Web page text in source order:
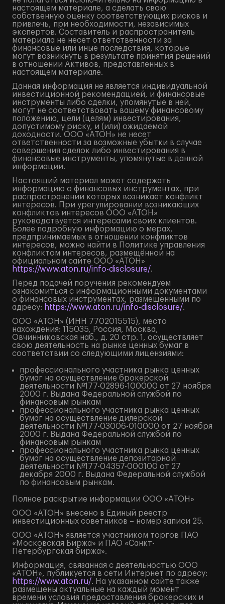
настоящем материале, а сделать свою
собственную оценку соответствующих рисков и
привлечь, при необходимости, независимых
экспертов. Составитель и распространитель
материала не несет ответственности за
финансовые или иные последствия, которые
могут возникнуть в результате принятия решений
в отношении Активов, представленных в
настоящем материале.
Данная информация не является индивидуальной
инвестиционной рекомендацией, и финансовые
инструменты либо сделки, упомянутые в ней,
могут не соответствовать вашему финансовому
положению, цели (целям) инвестирования,
допустимому риску, и (или) ожидаемой
доходности. ООО «АТОН» не несет
ответственности за возможные убытки в случае
совершения сделок либо инвестирования в
финансовые инструменты, упомянутые в данной
информации.
Настоящий материал может содержать
информацию о финансовых инструментах, при
распространении которых возникает конфликт
интересов. При урегулировании возникающих
конфликтов интересов ООО «АТОН»
руководствуется интересами своих клиентов.
Более подробную информацию о мерах,
предпринимаемых в отношении конфликтов
интересов, можно найти в Политике управления
конфликтом интересов, размещённой на
официальном сайте ООО «АТОН»
https://www.aton.ru/info-disclosure/.
Перед подачей поручения рекомендуем
ознакомиться с информационными документами
о финансовых инструментах, размещенными по
адресу: https://www.aton.ru/info-disclosure/.
ООО «АТОН» (ИНН 7702015515), место
нахождения: 115035, Россия, Москва,
Овчинниковская наб., д. 20 стр. 1, осуществляет
свою деятельность на рынке ценных бумаг в
соответствии со следующими лицензиями:
профессионального участника рынка ценных
бумаг на осуществление брокерской
деятельности №177-02896-100000 от 27 ноября
2000 г. Выдана Федеральной службой по
финансовым рынкам
профессионального участника рынка ценных
бумаг на осуществление дилерской
деятельности №177-03006-010000 от 27 ноября
2000 г. Выдана Федеральной службой по
финансовым рынкам
профессионального участника рынка ценных
бумаг на осуществление депозитарной
деятельности №177-04357-000100 от 27
декабря 2000 г. Выдана Федеральной службой
по финансовым рынкам.
Полное раскрытие информации ООО «АТОН»
ООО «АТОН» внесено в Единый реестр
инвестиционных советников – номер записи 25.
ООО «АТОН» является участником торгов ПАО
«Московская Биржа» и ПАО «Санкт-
Петербургская биржа».
Информация, связанная с деятельностью ООО
«АТОН», публикуется в сети Интернет по адресу:
https://www.aton.ru/. На указанном сайте также
размещены актуальные на каждый момент
времени условия предоставления брокерских и